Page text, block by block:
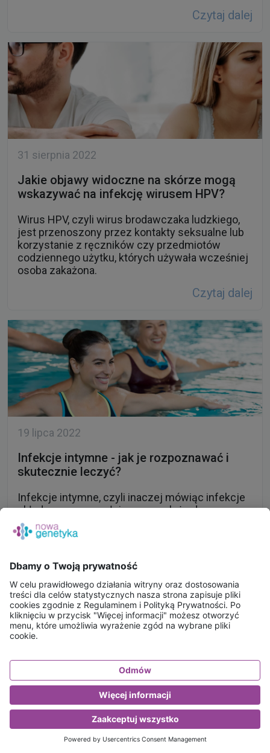
Czytaj dalej
31 sierpnia 2022
Jakie objawy widoczne na skórze mogą
wskazywać na infekcję wirusem HPV?
Wirus HPV, czyli wirus brodawczaka ludzkiego,
jest przenoszony przez kontakty seksualne lub
korzystanie z ręczników czy przedmiotów
codziennego użytku, których używała wcześniej
osoba zakażona.
Czytaj dalej
19 lipca 2022
Infekcje intymne - jak je rozpoznawać i
skutecznie leczyć?
Infekcje intymne, czyli inaczej mówiąc infekcje
układu moczowo-płciowego, należą do
powszechnie występujących schorzeń
dotykających zarówno kobiety, jak i mężczyzn.
wystąpieniem nawrotów dobrze jest wiedzieć,
jak wyglądają najważniejsze objawy infekcji
intymnych, jakie są ich przyczyny i skutki oraz
jak powinna wyglądać skuteczna profilaktyka
takich zakażeń.
Czytaj dalej